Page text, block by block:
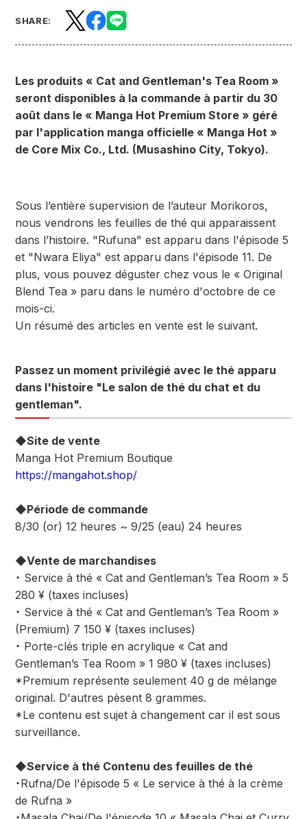
SHARE:
Les produits « Cat and Gentleman's Tea Room »
seront disponibles à la commande à partir du 30
août dans le « Manga Hot Premium Store » géré
par l'application manga officielle « Manga Hot »
de Core Mix Co., Ltd. (Musashino City, Tokyo).
Sous l’entière supervision de l’auteur Morikoros,
nous vendrons les feuilles de thé qui apparaissent
dans l’histoire. "Rufuna" est apparu dans l'épisode 5
et "Nwara Eliya" est apparu dans l'épisode 11. De
plus, vous pouvez déguster chez vous le « Original
Blend Tea » paru dans le numéro d'octobre de ce
mois-ci.
Un résumé des articles en vente est le suivant.
Passez un moment privilégié avec le thé apparu
dans l'histoire "Le salon de thé du chat et du
gentleman".
◆Site de vente
Manga Hot Premium Boutique
https://mangahot.shop/
◆Période de commande
8/30 (or) 12 heures ~ 9/25 (eau) 24 heures
◆Vente de marchandises
・ Service à thé « Cat and Gentleman’s Tea Room » 5
280 ¥ (taxes incluses)
・ Service à thé « Cat and Gentleman’s Tea Room »
(Premium) 7 150 ¥ (taxes incluses)
・ Porte-clés triple en acrylique « Cat and
Gentleman’s Tea Room » 1 980 ¥ (taxes incluses)
*Premium représente seulement 40 g de mélange
original. D'autres pèsent 8 grammes.
*Le contenu est sujet à changement car il est sous
surveillance.
◆Service à thé Contenu des feuilles de thé
・Rufna/De l'épisode 5 « Le service à thé à la crème
de Rufna »